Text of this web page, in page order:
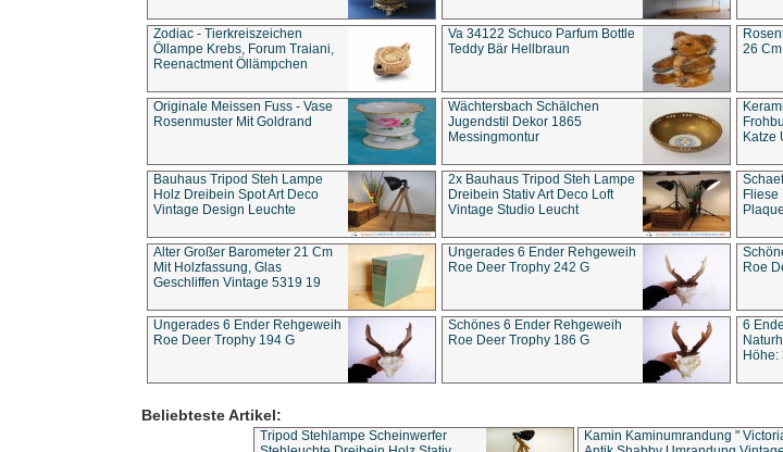
Zodiac - Tierkreiszeichen
Öllampe Krebs, Forum Traiani,
Reenactment Öllämpchen
Va 34122 Schuco Parfum Bottle
Teddy Bär Hellbraun
26 Cm
Originale Meissen Fuss - Vase
Rosenmuster Mit Goldrand
Wächtersbach Schälchen
Jugendstil Dekor 1865
Messingmontur
Katze
Bauhaus Tripod Steh Lampe
Holz Dreibein Spot Art Deco
Vintage Design Leuchte
2x Bauhaus Tripod Steh Lampe
Dreibein Stativ Art Deco Loft
Vintage Studio Leucht
Fliese
Alter Großer Barometer 21 Cm
Mit Holzfassung, Glas
Geschliffen Vintage 5319 19
Ungerades 6 Ender Rehgeweih
Roe Deer Trophy 242 G
Roe
Ungerades 6 Ender Rehgeweih
Roe Deer Trophy 194 G
Schönes 6 Ender Rehgeweih
Roe Deer Trophy 186 G
6
Höhe:
Beliebteste Artikel:
Tripod Stehlampe Scheinwerfer
Kamin Kaminumrandung "